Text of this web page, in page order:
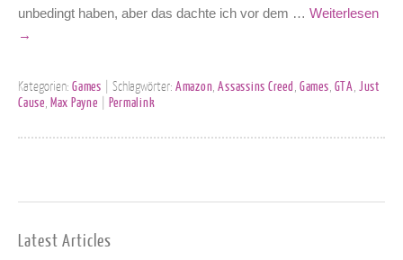
unbedingt haben, aber das dachte ich vor dem … Weiterlesen
→
Kategorien: Games | Schlagwörter: Amazon ,Assassins Creed Games GTA Just
Cause Max Payne | Permalink
Latest Articles